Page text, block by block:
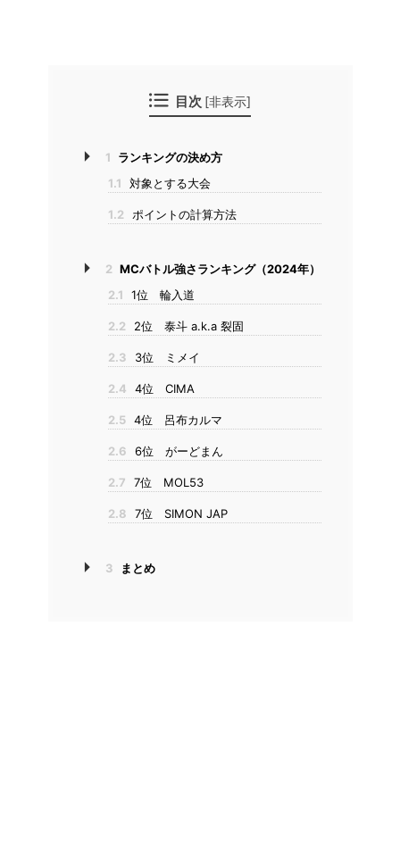
目次 [非表示]
1
ランキングの決め方
1.1
対象とする大会
1.2 ポイントの計算方法
2 MCバトル強さランキング（2024年）
2.1
1位 輪入道
2.2 2位 泰斗 a.k.a 裂固
2.3 3位 ミメイ
2.4 4位 CIMA
2.5 4位 呂布カルマ
2.6 6位 がーどまん
2.7 7位 MOL53
2.8 7位 SIMON JAP
3 まとめ